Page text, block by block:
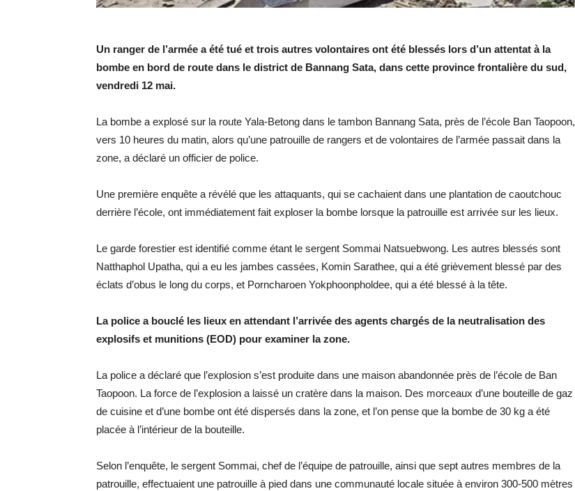
Un ranger de l’armée a été tué et trois autres volontaires ont été blessés lors d’un attentat à la
bombe en bord de route dans le district de Bannang Sata, dans cette province frontalière du sud,
vendredi 12 mai.
La bombe a explosé sur la route Yala-Betong dans le tambon Bannang Sata, près de l’école Ban Taopoon,
vers 10 heures du matin, alors qu’une patrouille de rangers et de volontaires de l’armée passait dans la
zone, a déclaré un officier de police.
Une première enquête a révélé que les attaquants, qui se cachaient dans une plantation de caoutchouc
derrière l’école, ont immédiatement fait exploser la bombe lorsque la patrouille est arrivée sur les lieux.
Le garde forestier est identifié comme étant le sergent Sommai Natsuebwong. Les autres blessés sont
Natthaphol Upatha, qui a eu les jambes cassées, Komin Sarathee, qui a été grièvement blessé par des
éclats d’obus le long du corps, et Porncharoen Yokphoonpholdee, qui a été blessé à la tête.
La police a bouclé les lieux en attendant l’arrivée des agents chargés de la neutralisation des
explosifs et munitions (EOD) pour examiner la zone.
La police a déclaré que l’explosion s’est produite dans une maison abandonnée près de l’école de Ban
Taopoon. La force de l’explosion a laissé un cratère dans la maison. Des morceaux d’une bouteille de gaz
de cuisine et d’une bombe ont été dispersés dans la zone, et l’on pense que la bombe de 30 kg a été
placée à l’intérieur de la bouteille.
Selon l’enquête, le sergent Sommai, chef de l’équipe de patrouille, ainsi que sept autres membres de la
patrouille, effectuaient une patrouille à pied dans une communauté locale située à environ 300-500 mètres